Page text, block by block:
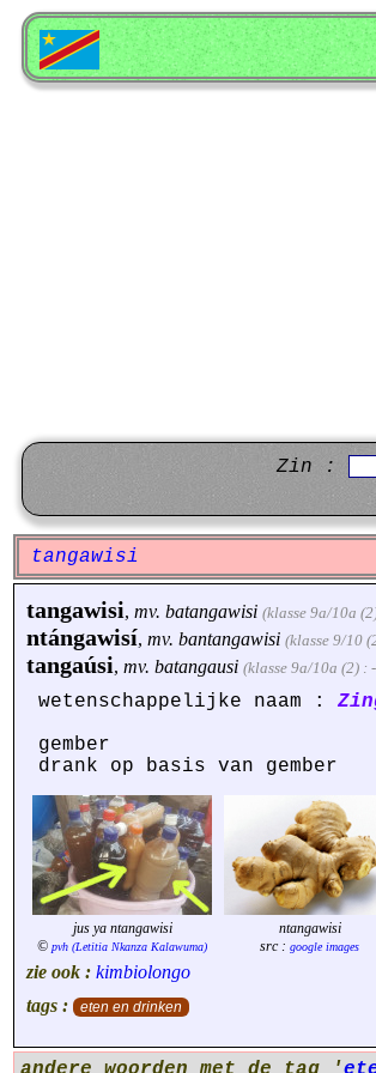
Zin :
tangawisi
tangawisi, mv. batangawisi (klasse 9a/10a
ntángawisí, mv. bantangawisi (klasse 9/10
tangaúsi, mv. batangausi (klasse 9a/10a (2) :
wetenschappelijke naam :
gember
drank op basis van gember
jus ya ntangawisi
© pvh (Letitia Nkanza Kalawuma)
ntangawisi
src : google images
zie ook : kimbiolongo
tags :
eten en drinken